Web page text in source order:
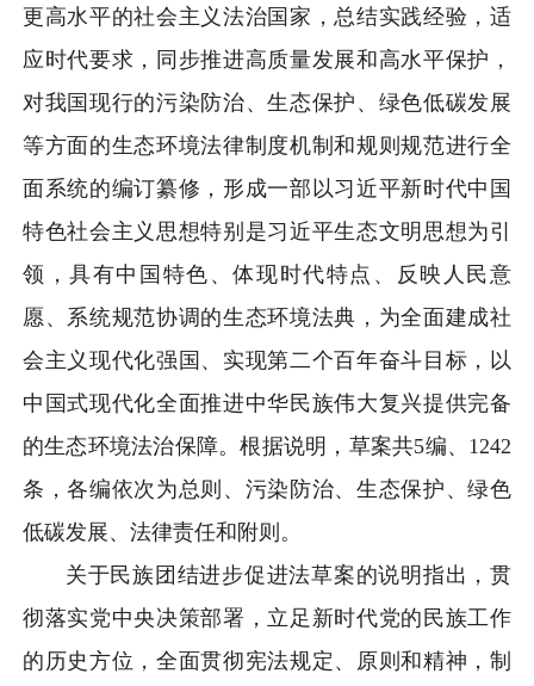
更高水平的社会主义法治国家，总结实践经验，适
应时代要求，同步推进高质量发展和高水平保护，
对我国现行的污染防治、生态保护、绿色低碳发展
等方面的生态环境法律制度机制和规则规范进行全
面系统的编订纂修，形成一部以习近平新时代中国
特色社会主义思想特别是习近平生态文明思想为引
领，具有中国特色、体现时代特点、反映人民意
愿、系统规范协调的生态环境法典，为全面建成社
会主义现代化强国、实现第二个百年奋斗目标，以
中国式现代化全面推进中华民族伟大复兴提供完备
的生态环境法治保障。根据说明，草案共5编、1242
条，各编依次为总则、污染防治、生态保护、绿色
低碳发展、法律责任和附则。
关于民族团结进步促进法草案的说明指出，贯
彻落实党中央决策部署，立足新时代党的民族工作
的历史方位，全面贯彻宪法规定、原则和精神，制